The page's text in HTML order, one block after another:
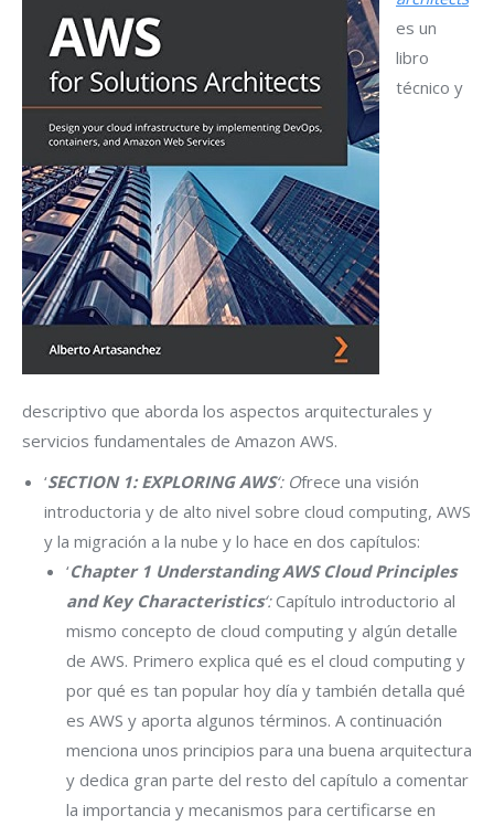
es un
libro
técnico y
descriptivo que aborda los aspectos arquitecturales y
servicios fundamentales de Amazon AWS.
‘SECTION 1: EXPLORING AWS‘: Ofrece una visión
introductoria y de alto nivel sobre cloud computing, AWS
y la migración a la nube y lo hace en dos capítulos:
‘Chapter 1 Understanding AWS Cloud Principles
and Key Characteristics‘:Capítulo introductorio al
mismo concepto de cloud computing y algún detalle
de AWS. Primero explica qué es el cloud computing y
por qué es tan popular hoy día y también detalla qué
es AWS y aporta algunos términos. A continuación
menciona unos principios para una buena arquitectura
y dedica gran parte del resto del capítulo a comentar
la importancia y mecanismos para certificarse en